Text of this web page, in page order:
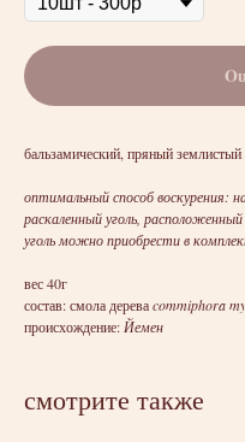
бальзамический, пряный землистый
оптимальный способ воскурения:
раскаленный уголь,
уголь можно приобрести в
вес 40г
состав: смола дереваcommiphora
происхождение:Йемен
смотрите также